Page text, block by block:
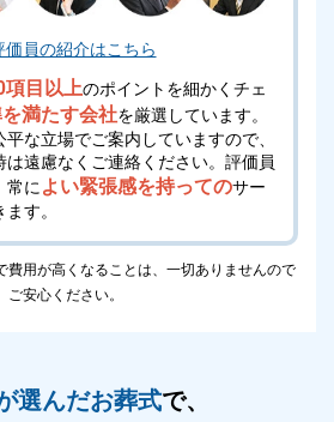
価員の紹介はこちら
項目以上のポイントを細かくチェ
満たす会社を厳選しています。
な立場でご案内していますので、
遠慮なくご連絡ください。 評価員
常に よい緊張感を持ってのサー
す。
用が高くなることは、一切ありませんので
ご安心ください。
選んだお葬式で、